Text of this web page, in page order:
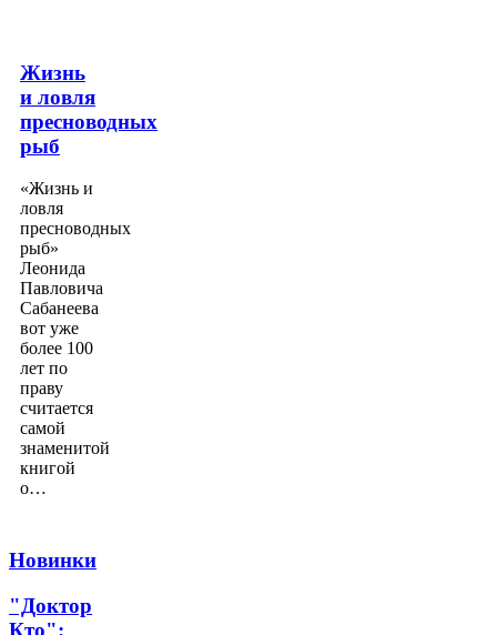
Жизнь
и ловля
пресноводных
рыб
«Жизнь и
ловля
пресноводных
рыб»
Леонида
Павловича
Сабанеева
вот уже
более 100
лет по
праву
считается
самой
знаменитой
книгой
о…
Новинки
"Доктор
Кто":